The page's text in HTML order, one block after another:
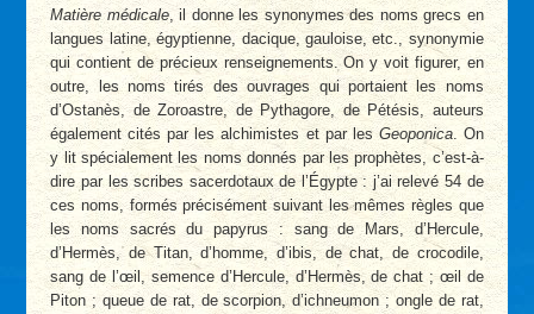
Matière médicale, il donne les synonymes des noms grecs en
langues latine, égyptienne, dacique, gauloise, etc., synonymie
qui contient de précieux renseignements. On y voit figurer, en
outre, les noms tirés des ouvrages qui portaient les noms
d’Ostanès, de Zoroastre, de Pythagore, de Pétésis, auteurs
également cités par les alchimistes et par les Geoponica. On
y lit spécialement les noms donnés par les prophètes, c’est-à-
dire par les scribes sacerdotaux de l’Égypte : j’ai relevé 54 de
ces noms, formés précisément suivant les mêmes règles que
les noms sacrés du papyrus : sang de Mars, d’Hercule,
d’Hermès, de Titan, d’homme, d’ibis, de chat, de crocodile,
sang de l’œil, semence d’Hercule, d’Hermès, de chat ; œil de
Piton ; queue de rat, de scorpion, d’ichneumon ; ongle de rat,